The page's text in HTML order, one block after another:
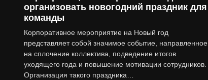
организовать новогодний праздник для
команды
Корпоративное мероприятие на Новый год
представляет собой значимое событие, направленное
на сплочение коллектива, подведение итогов
уходящего года и повышение мотивации сотрудников.
Организация такого праздника…